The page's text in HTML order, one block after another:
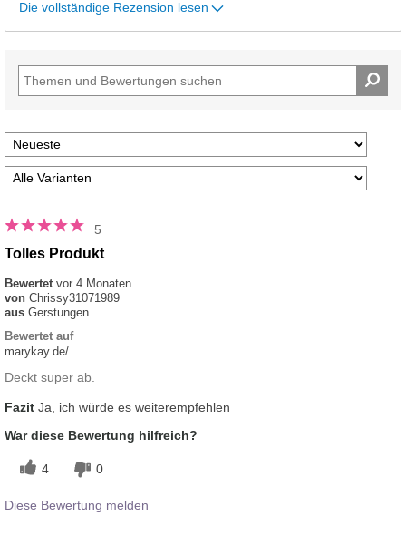
Die vollständige Rezension lesen
5
Tolles Produkt
Bewertet vor 4 Monaten
von Chrissy31071989
aus Gerstungen
Bewertet auf
marykay.de/
Deckt super ab.
Fazit Ja, ich würde es weiterempfehlen
War diese Bewertung hilfreich?
4 0
Diese Bewertung melden